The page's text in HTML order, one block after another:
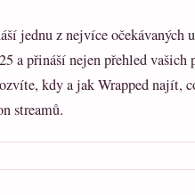
jednu z nejvíce
a přináší nejen přehled
kdy a jak Wrapped najít,
streamů.